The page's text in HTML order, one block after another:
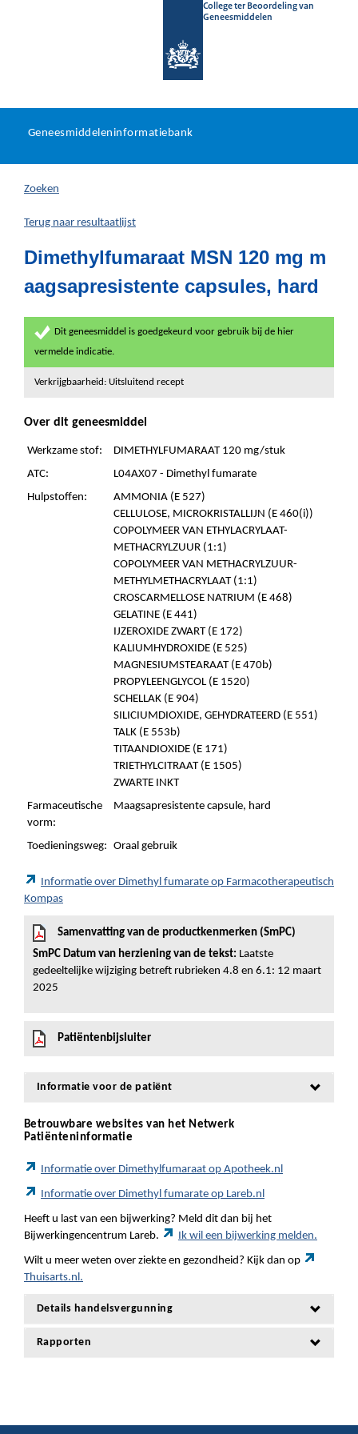
College ter Beoordeling van
Geneesmiddelen
U
hier:
Geneesmiddeleninformatiebank
Zoeken
Terug naar resultaatlijst
Dimethylfumaraat MSN 120 mg m
aagsapresistente capsules, hard
Dit geneesmiddel is goedgekeurd voor gebruik bij de hier
vermelde indicatie.
Verkrijgbaarheid: Uitsluitend recept
Over dit geneesmiddel
Werkzame stof:
DIMETHYLFUMARAAT 120 mg/stuk
ATC:
L04AX07 - Dimethyl fumarate
Hulpstoffen:
AMMONIA (E 527)
CELLULOSE, MICROKRISTALLIJN (E 460(i))
COPOLYMEER VAN ETHYLACRYLAAT-
METHACRYLZUUR (1:1)
COPOLYMEER VAN METHACRYLZUUR-
METHYLMETHACRYLAAT (1:1)
CROSCARMELLOSE NATRIUM (E 468)
GELATINE (E 441)
IJZEROXIDE ZWART (E 172)
KALIUMHYDROXIDE (E 525)
MAGNESIUMSTEARAAT (E 470b)
PROPYLEENGLYCOL (E 1520)
SCHELLAK (E 904)
SILICIUMDIOXIDE, GEHYDRATEERD (E 551)
TALK (E 553b)
TITAANDIOXIDE (E 171)
TRIETHYLCITRAAT (E 1505)
ZWARTE INKT
Farmaceutische
vorm:
Maagsapresistente capsule, hard
Toedieningsweg: Oraal gebruik
Informatie over Dimethyl fumarate op Farmacotherapeutisch
Kompas
Samenvatting van de productkenmerken (SmPC)
SmPC Datum van herziening van de tekst: Laatste
gedeeltelijke wijziging betreft rubrieken 4.8 en 6.1: 12 maart
2025
Patiëntenbijsluiter
Informatie voor de patiënt
Betrouwbare websites van het Netwerk
Patiënteninformatie
Informatie over Dimethylfumaraat op Apotheek.nl
Informatie over Dimethyl fumarate op Lareb.nl
Heeft u last van een bijwerking? Meld dit dan bij het
Bijwerkingencentrum Lareb.
Ik wil een bijwerking melden.
Wilt u meer weten over ziekte en gezondheid? Kijk dan op
Thuisarts.nl.
Details handelsvergunning
Rapporten